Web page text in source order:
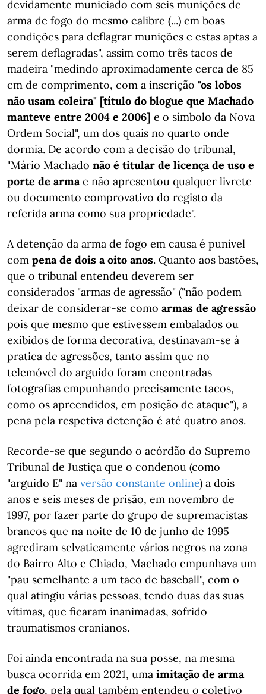
devidamente municiado com seis munições de
arma de fogo do mesmo calibre (...) em boas
condições para deflagrar munições e estas aptas a
serem deflagradas", assim como três tacos de
madeira "medindo aproximadamente cerca de 85
cm de comprimento, com a inscrição "os lobos
não usam coleira" [título do blogue que Machado
manteve entre 2004 e 2006] e o símbolo da Nova
Ordem Social", um dos quais no quarto onde
dormia. De acordo com a decisão do tribunal,
"Mário Machado não é titular de licença de uso e
porte de armae não apresentou qualquer livrete
ou documento comprovativo do registo da
referida arma como sua propriedade".
A detenção da arma de fogo em causa é punível
com pena de dois a oito anos. Quanto aos bastões,
que o tribunal entendeu deverem ser
considerados "armas de agressão" ("não podem
deixar de considerar-se como armas de agressão
pois que mesmo que estivessem embalados ou
exibidos de forma decorativa, destinavam-se à
pratica de agressões, tanto assim que no
telemóvel do arguido foram encontradas
fotografias empunhando precisamente tacos,
como os apreendidos, em posição de ataque"), a
pena pela respetiva detenção é até quatro anos.
Recorde-se que segundo o acórdão do Supremo
Tribunal de Justiça que o condenou (como
"arguido E" na versão constante online) a dois
anos e seis meses de prisão, em novembro de
1997, por fazer parte do grupo de supremacistas
brancos que na noite de 10 de junho de 1995
agrediram selvaticamente vários negros na zona
do Bairro Alto e Chiado, Machado empunhava um
"pau semelhante a um taco de baseball", com o
qual atingiu várias pessoas, tendo duas das suas
vítimas, que ficaram inanimadas, sofrido
traumatismos cranianos.
Foi ainda encontrada na sua posse, na mesma
busca ocorrida em 2021, uma imitação de arma
de fogo, pela qual também entendeu o coletivo